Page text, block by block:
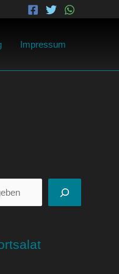
Impressum